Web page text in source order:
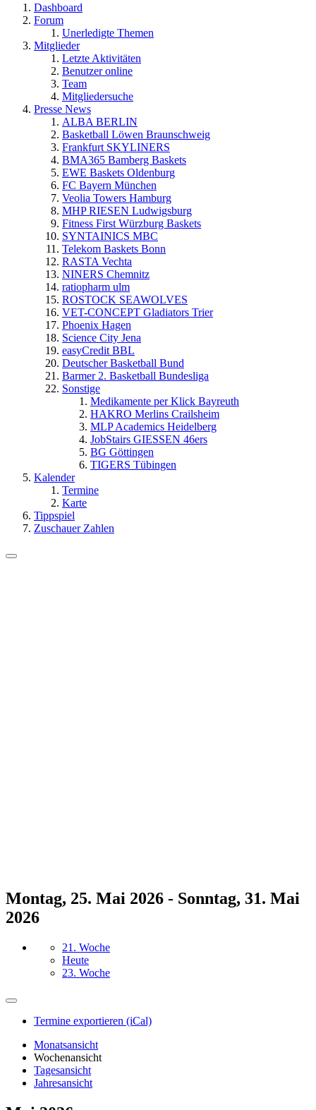
Dashboard
Forum
Unerledigte Themen
Mitglieder
Letzte Aktivitäten
Benutzer online
Team
Mitgliedersuche
Presse News
ALBA BERLIN
Basketball Löwen Braunschweig
Frankfurt SKYLINERS
BMA365 Bamberg Baskets
EWE Baskets Oldenburg
FC Bayern München
Veolia Towers Hamburg
MHP RIESEN Ludwigsburg
Fitness First Würzburg Baskets
SYNTAINICS MBC
Telekom Baskets Bonn
RASTA Vechta
NINERS Chemnitz
ratiopharm ulm
ROSTOCK SEAWOLVES
VET-CONCEPT Gladiators Trier
Phoenix Hagen
Science City Jena
easyCredit BBL
Deutscher Basketball Bund
Barmer 2. Basketball Bundesliga
Sonstige
Medikamente per Klick Bayreuth
HAKRO Merlins Crailsheim
MLP Academics Heidelberg
JobStairs GIESSEN 46ers
BG Göttingen
TIGERS Tübingen
Kalender
Termine
Karte
Tippspiel
Zuschauer Zahlen
Montag, 25. Mai 2026 - Sonntag, 31. Mai
2026
21. Woche
Heute
23. Woche
Termine exportieren (iCal)
Monatsansicht
Wochenansicht
Tagesansicht
Jahresansicht